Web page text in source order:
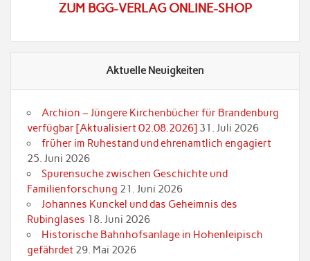
ZUM BGG-VERLAG ONLINE-SHOP
Aktuelle Neuigkeiten
Archion – Jüngere Kirchenbücher für Brandenburg
verfügbar [Aktualisiert 02.08.2026] 31. Juli 2026
früher im Ruhestand und ehrenamtlich engagiert
25. Juni 2026
Spurensuche zwischen Geschichte und
Familienforschung 21. Juni 2026
Johannes Kunckel und das Geheimnis des
Rubinglases 18. Juni 2026
Historische Bahnhofsanlage in Hohenleipisch
gefährdet 29. Mai 2026